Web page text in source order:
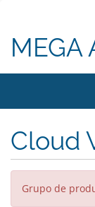
MEGA
Cloud
Grupo de